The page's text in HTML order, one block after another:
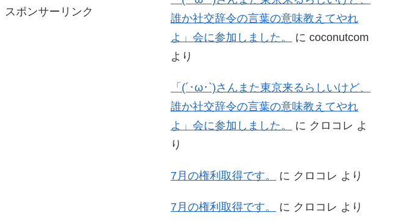
スポンサーリンク
誰か社交辞令の言葉の意味教えてやれ
よ」会に参加しました。
に coconutcom
より
「(´･ω･`)さんまた東京来るらしいけど、
誰か社交辞令の言葉の意味教えてやれ
よ」会に参加しました。
に クロコレ よ
り
7月の権利取得です。 に クロコレ より
7月の権利取得です。 に クロコレ より